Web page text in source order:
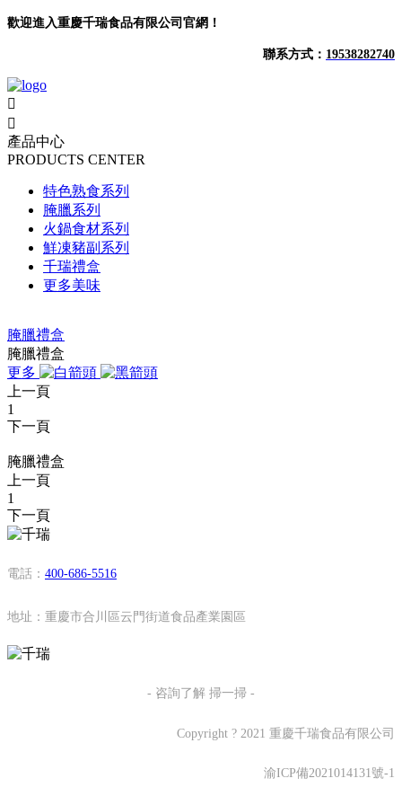
歡迎進入重慶千瑞食品有限公司官網！
聯系方式： 19538282740


產品中心
PRODUCTS CENTER
特色熟食系列
腌臘系列
火鍋食材系列
鮮凍豬副系列
千瑞禮盒
更多美味
腌臘禮盒
腌臘禮盒
更多
上一頁
1
下一頁
腌臘禮盒
上一頁
1
下一頁
電話： 400-686-5516
地址：重慶市合川區云門街道食品產業園區
- 咨詢了解 掃一掃 -
Copyright ? 2021 重慶千瑞食品有限公司
渝ICP備2021014131號-1